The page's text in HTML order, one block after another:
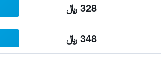
328 ﷼
348 ﷼